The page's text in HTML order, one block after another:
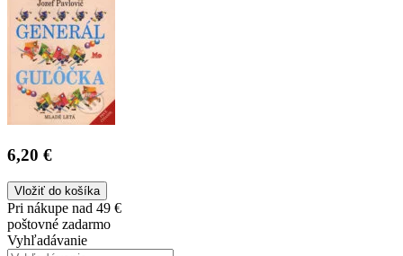
6,20 €
Vložiť do košíka
Pri nákupe nad 49 €
poštovné zadarmo
Vyhľadávanie